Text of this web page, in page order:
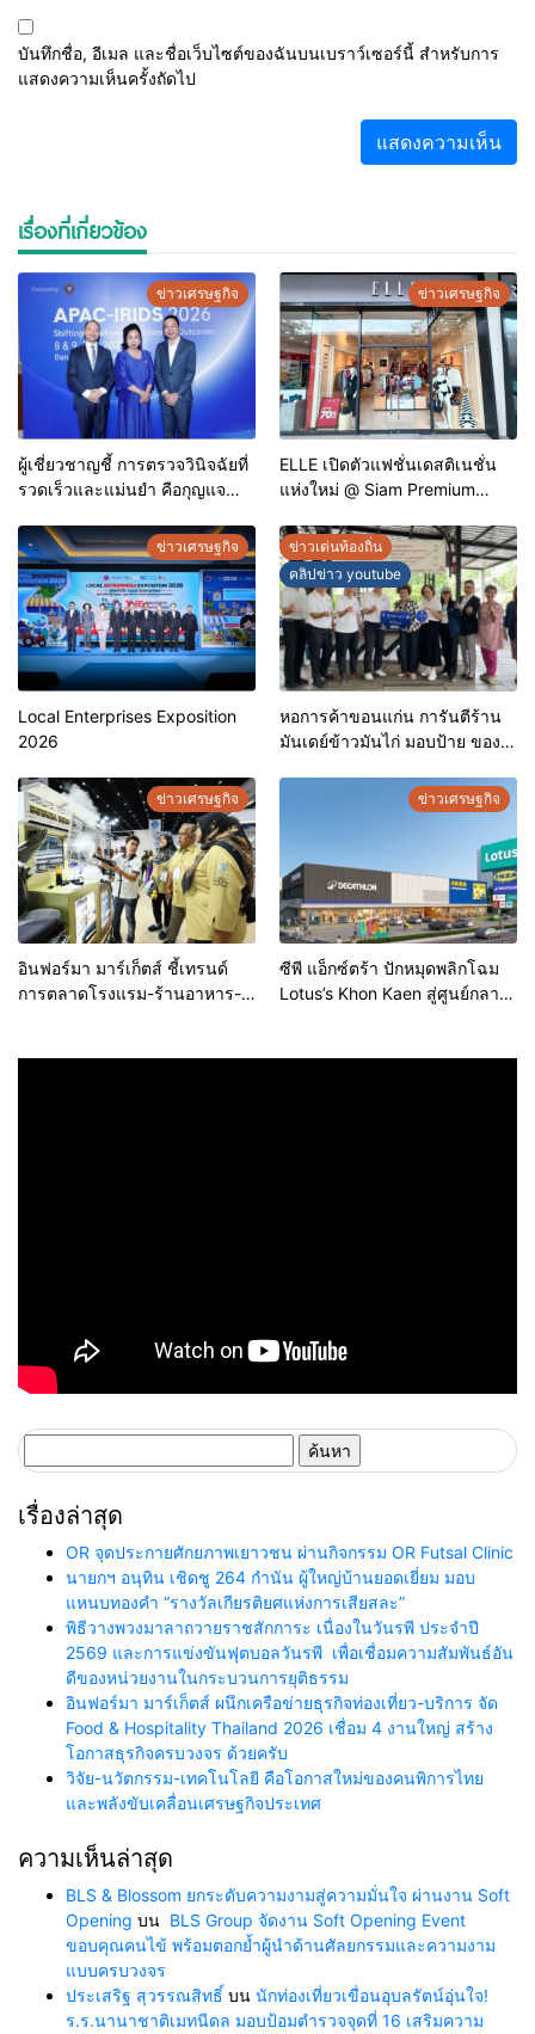
บันทึกชื่อ, อีเมล และชื่อเว็บไซต์ของฉันบนเบราว์เซอร์นี้ สำหรับการ
แสดงความเห็นครั้งถัดไป
เรื่องที่เกี่ยวข้อง
ข่าวเศรษฐกิจ
ผู้เชี่ยวชาญชี้ การตรวจวินิจฉัยที่
รวดเร็วและแม่นยำ คือกุญแจ
ประเทศไทย
ข่าวเศรษฐกิจ
ELLE เปิดตัวแฟชั่นเดสติเนชั่น
แห่งใหม่ @ Siam Premium
ดีลพิเศษลดสูงสุด 70%
ข่าวเศรษฐกิจ
Local Enterprises Exposition
2026
ข่าวเด่นท้องถิ่น
คลิปข่าว youtube
หอการค้าขอนแก่น การันตีร้าน
มันเดย์ข้าวมันไก่ มอบป้าย ของดี
ประกอบการคุณภาพ ยกระดับ
มาตรฐาน สร้างความเชื่อมั่นให้ผู้
ข่าวเศรษฐกิจ
อินฟอร์มา มาร์เก็ตส์ ชี้เทรนด์
การตลาดโรงแรม-ร้านอาหาร-
ข่าวเศรษฐกิจ
ซีพี แอ็กซ์ตร้า ปักหมุดพลิกโฉม
Lotus’s Khon Kaen สู่ศูนย์กลาง
สำหรับ:
เรื่องล่าสุด
OR จุดประกายศักยภาพเยาวชน ผ่านกิจกรรม OR Futsal Clinic
นายกฯ อนุทิน เชิดชู 264 กำนัน ผู้ใหญ่บ้านยอดเยี่ยม มอบ
แหนบทองคำ “รางวัลเกียรติยศแห่งการเสียสละ”
พิธีวางพวงมาลาถวายราชสักการะ เนื่องในวันรพี ประจำปี
2569 และการแข่งขันฟุตบอลวันรพี เพื่อเชื่อมความสัมพันธ์อัน
ดีของหน่วยงานในกระบวนการยุติธรรม
อินฟอร์มา มาร์เก็ตส์ ผนึกเครือข่ายธุรกิจท่องเที่ยว-บริการ จัด
Food & Hospitality Thailand 2026 เชื่อม 4 งานใหญ่ สร้าง
โอกาสธุรกิจครบวงจร ด้วยครับ
วิจัย-นวัตกรรม-เทคโนโลยี คือโอกาสใหม่ของคนพิการไทย
และพลังขับเคลื่อนเศรษฐกิจประเทศ
ความเห็นล่าสุด
BLS & Blossom ยกระดับความงามสู่ความมั่นใจ ผ่านงาน Soft
Opening บน BLS Group จัดงาน Soft Opening Event
ขอบคุณคนไข้ พร้อมตอกย้ำผู้นำด้านศัลยกรรมและความงาม
แบบครบวงจร
ประเสริฐ สุวรรณสิทธิ์ บน นักท่องเที่ยวเขื่อนอุบลรัตน์อุ่นใจ!
ร.ร.นานาชาติเมทนีดล มอบป้อมตำรวจจุดที่ 16 เสริมความ